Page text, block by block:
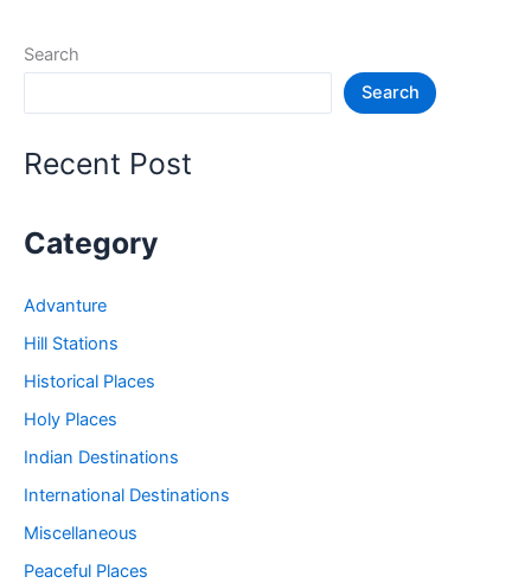
जगह
Places
Search
Search
Recent Post
Category
Advanture
Hill Stations
Historical Places
Holy Places
Indian Destinations
International Destinations
Miscellaneous
Peaceful Places